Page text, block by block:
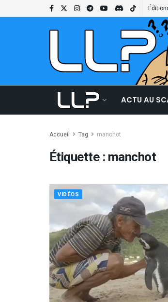
ACTU AU
Accueil Tag manchot
Étiquette :manchot
VIDÉOS